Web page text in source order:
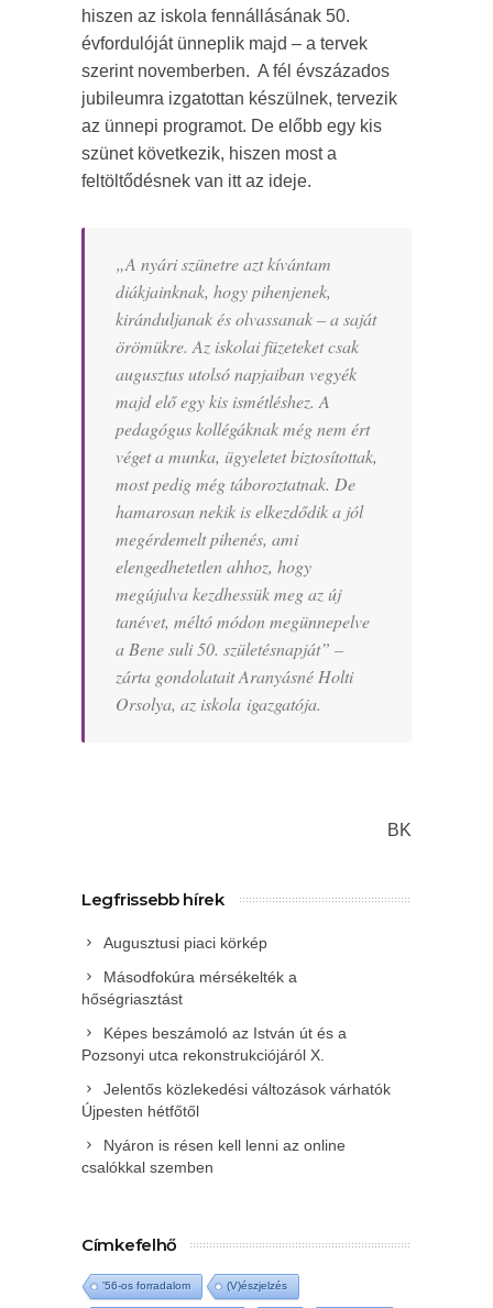
hiszen az iskola fennállásának 50.
évfordulóját ünneplik majd – a tervek
szerint novemberben. A fél évszázados
jubileumra izgatottan készülnek, tervezik
az ünnepi programot. De előbb egy kis
szünet következik, hiszen most a
feltöltődésnek van itt az ideje.
„A nyári szünetre azt kívántam
diákjainknak, hogy pihenjenek,
kiránduljanak és olvassanak – a saját
örömükre. Az iskolai füzeteket csak
augusztus utolsó napjaiban vegyék
majd elő egy kis ismétléshez. A
pedagógus kollégáknak még nem ért
véget a munka, ügyeletet biztosítottak,
most pedig még táboroztatnak. De
hamarosan nekik is elkezdődik a jól
megérdemelt pihenés, ami
elengedhetetlen ahhoz, hogy
megújulva kezdhessük meg az új
tanévet, méltó módon megünnepelve
a Bene suli 50. születésnapját” –
zárta gondolatait Aranyásné Holti
Orsolya, az iskola igazgatója.
BK
Legfrissebb hírek
Augusztusi piaci körkép
Másodfokúra mérsékelték a
hőségriasztást
Képes beszámoló az István út és a
Pozsonyi utca rekonstrukciójáról X.
Jelentős közlekedési változások várhatók
Újpesten hétfőtől
Nyáron is résen kell lenni az online
csalókkal szemben
Címkefelhő
'56-os forradalom (V)észjelzés